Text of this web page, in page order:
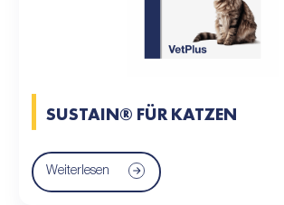
SUSTAIN® FÜR KATZEN
Weiterlesen